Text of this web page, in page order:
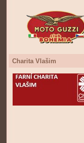
Charita Vlašim